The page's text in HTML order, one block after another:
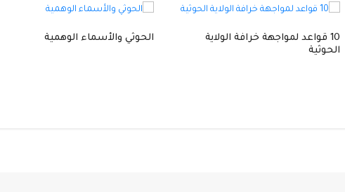
10 قواعد لمواجهة خرافة الولاية
الحوثية
الحوثي والأسماء الوهمية